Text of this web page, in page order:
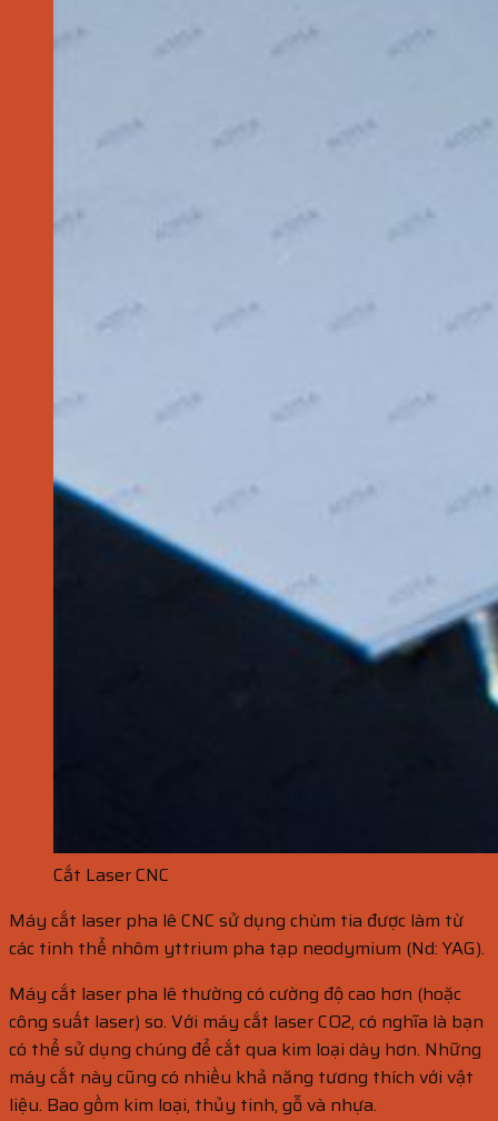
Cắt Laser CNC
Máy cắt laser pha lê CNC sử dụng chùm tia được làm từ
các tinh thể nhôm yttrium pha tạp neodymium (Nd: YAG).
Máy cắt laser pha lê thường có cường độ cao hơn (hoặc
công suất laser) so. Với máy cắt laser CO2, có nghĩa là bạn
có thể sử dụng chúng để cắt qua kim loại dày hơn. Những
máy cắt này cũng có nhiều khả năng tương thích với vật
liệu. Bao gồm kim loại, thủy tinh, gỗ và nhựa.